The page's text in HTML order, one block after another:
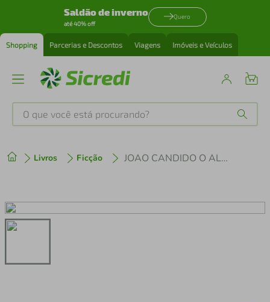
Saldão de inverno
até 40% off
Quero
Shopping Parcerias e Descontos Viagens Imóveis e Veículos
O que você está procurando?
Livros Ficção JOAO CANDIDO O ALMIRANTE NEGRO
2º cafeteira